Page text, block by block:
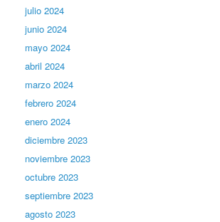
julio 2024
junio 2024
mayo 2024
abril 2024
marzo 2024
febrero 2024
enero 2024
diciembre 2023
noviembre 2023
octubre 2023
septiembre 2023
agosto 2023